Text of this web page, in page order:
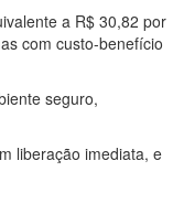
a R$ 30,82 por
com custo-benefício
seguro,
liberação imediata, e